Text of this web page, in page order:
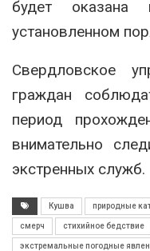
будет оказана
установленном
Свердловское
граждан
период
внимательно
экстренных служб.
Кушва природные
смерч стихийное бедствие
экстремальные погодные